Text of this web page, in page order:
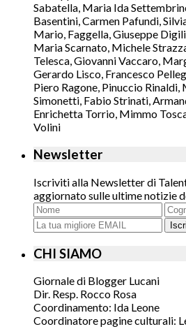
Sabatella, Maria Ida
Basentini, Carmen Pafundi,
Mario, Faggella, Giuseppe
Maria Scarnato, Michele
Telesca, Giovanni Vaccaro,
Gerardo Lisco, Francesco
Piero Ragone, Pinuccio
Simonetti, Fabio Strinati,
Enrichetta Torrio, Mimmo
Volini
Newsletter
Iscriviti alla Newsletter di
aggiornato sulle ultime notizie
CHI SIAMO
Giornale di Blogger Lucani
Dir. Resp. Rocco Rosa
Coordinamento: Ida Leone
Coordinatore pagine culturali: